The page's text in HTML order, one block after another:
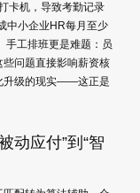
卡机，导致考勤记录
中小企业HR每月至少
手工排班更是难题：员
问题直接影响薪资核
升级的现实——这正是
动应付”到“智